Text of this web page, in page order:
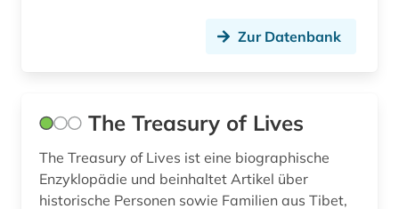
Zur Datenbank
The Treasury of Lives
The Treasury of Lives ist eine biographische
Enzyklopädie und beinhaltet Artikel über
historische Personen sowie Familien aus Tibet,